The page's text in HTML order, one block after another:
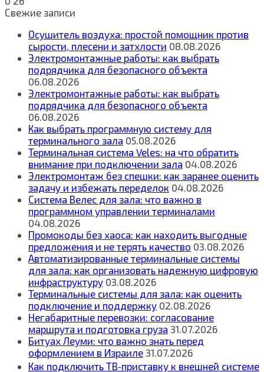
Свежие записи
Осушитель воздуха: простой помощник против
сырости, плесени и затхлости 08.08.2026
Электромонтажные работы: как выбрать
подрядчика для безопасного объекта
06.08.2026
Электромонтажные работы: как выбрать
подрядчика для безопасного объекта
06.08.2026
Как выбрать программную систему для
терминального зала 05.08.2026
Терминальная система Veles: на что обратить
внимание при подключении зала 04.08.2026
Электромонтаж без спешки: как заранее оценить
задачу и избежать переделок 04.08.2026
Система Велес для зала: что важно в
программном управлении терминалами
04.08.2026
Промокоды без хаоса: как находить выгодные
предложения и не терять качество 03.08.2026
Автоматизированные терминальные системы
для зала: как организовать надежную цифровую
инфраструктуру 03.08.2026
Терминальные системы для зала: как оценить
подключение и поддержку 02.08.2026
Негабаритные перевозки: согласование
маршрута и подготовка груза 31.07.2026
Битуах Леуми: что важно знать перед
оформлением в Израиле 31.07.2026
Как подключить ТВ‑приставку к внешней системе